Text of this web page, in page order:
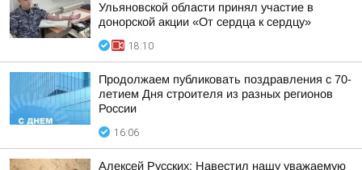
Ульяновской области принял участие в
донорской акции «От сердца к сердцу»
18:10
Продолжаем публиковать поздравления с 70-
летием Дня строителя из разных регионов
России
16:06
Алексей Русских: Навестил нашу уважаемую